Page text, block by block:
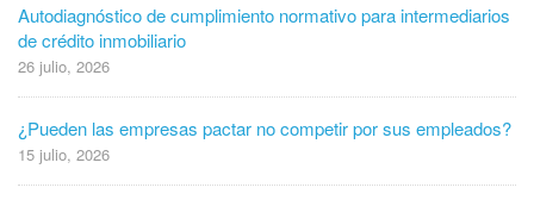
Autodiagnóstico de cumplimiento normativo para intermediarios
de crédito inmobiliario
26 julio, 2026
¿Pueden las empresas pactar no competir por sus empleados?
15 julio, 2026